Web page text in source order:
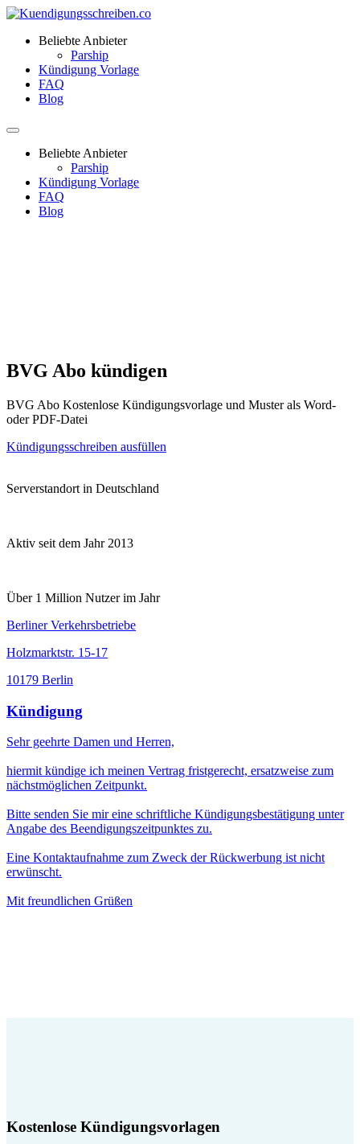
Beliebte Anbieter
Parship
Kündigung Vorlage
FAQ
Blog
Beliebte Anbieter
Parship
Kündigung Vorlage
FAQ
Blog
BVG Abo kündigen
BVG Abo Kostenlose Kündigungsvorlage und Muster als Word-
oder PDF-Datei
Kündigungsschreiben ausfüllen
Serverstandort in Deutschland
Aktiv seit dem Jahr 2013
Über 1 Million Nutzer im Jahr
Berliner Verkehrsbetriebe
Holzmarktstr. 15-17
10179 Berlin
Kündigung
Sehr geehrte Damen und Herren,
hiermit kündige ich meinen Vertrag fristgerecht, ersatzweise zum
nächstmöglichen Zeitpunkt.
Bitte senden Sie mir eine schriftliche Kündigungsbestätigung unter
Angabe des Beendigungszeitpunktes zu.
Eine Kontaktaufnahme zum Zweck der Rückwerbung ist nicht
erwünscht.
Mit freundlichen Grüßen
Kostenlose Kündigungsvorlagen